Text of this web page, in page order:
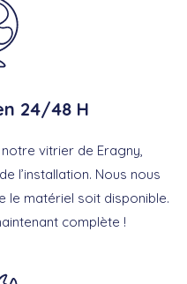
24/48 H
vitrier de Eragny,
l’installation. Nous nous
le matériel soit disponible.
complète !